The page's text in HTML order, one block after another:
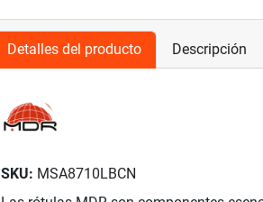
Detalles del producto Descripción
SKU: MSA8710LBCN